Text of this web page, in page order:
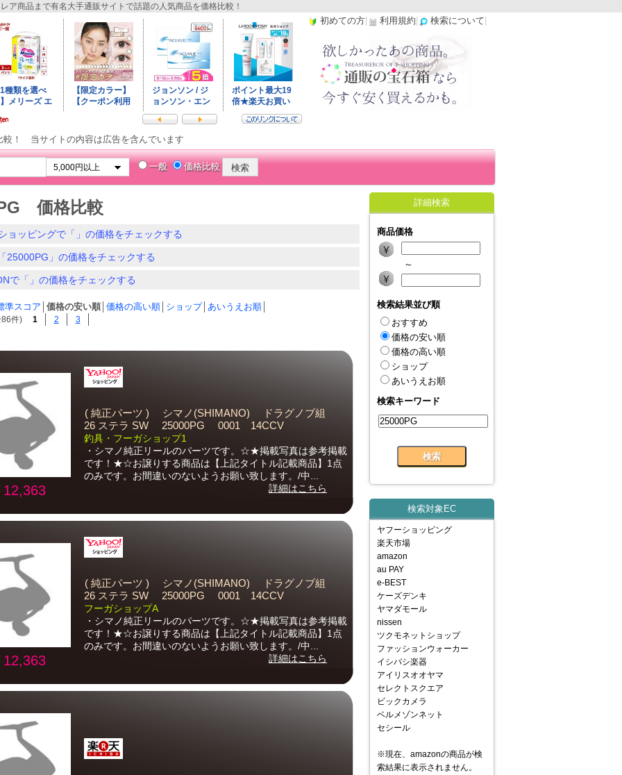
商品まで有名大手通販サイトで話題の人気商品を価格比較！
初めての方 利用規約 検索について
較！ 当サイトの内容は広告を含んでいます
一般 価格比較
価格比較
ョッピングで「」の価格をチェックする
25000PG」の価格をチェックする
で「」の価格をチェックする
準スコア 価格の安い順 価格の高い順 ショップ│ あいうえお順
件) 1 2 3
12,363
( 純正パーツ ) シマノ(SHIMANO) ドラグノブ組
26 ステラ SW 25000PG 0001 14CCV
釣具・フーガショップ1
・シマノ純正リールのパーツです。☆★掲載写真は参考掲載
です！★☆お譲りする商品は【上記タイトル記載商品】1点
のみです。お間違いのないようお願い致します。/中...
詳細はこちら
12,363
( 純正パーツ ) シマノ(SHIMANO) ドラグノブ組
26 ステラ SW 25000PG 0001 14CCV
フーガショップA
・シマノ純正リールのパーツです。☆★掲載写真は参考掲載
です！★☆お譲りする商品は【上記タイトル記載商品】1点
のみです。お間違いのないようお願い致します。/中...
詳細はこちら
詳細検索
商品価格
～
検索結果並び順
おすすめ
価格の安い順
価格の高い順
ショップ
あいうえお順
検索キーワード
検索対象EC
ヤフーショッピング
楽天市場
amazon
au PAY
e-BEST
ケーズデンキ
ヤマダモール
nissen
ツクモネットショップ
ファッションウォーカー
イシバシ楽器
アイリスオオヤマ
セレクトスクエア
ビックカメラ
ベルメゾンネット
セシール
※現在、amazonの商品が検
索結果に表示されません。